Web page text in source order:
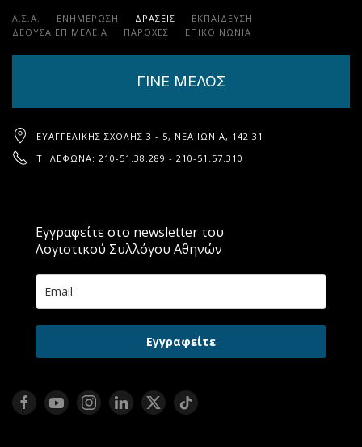
Λ.Σ.Α. ΕΝΗΜΕΡΩΣΗ ΔΡΑΣΕΙΣ
ΕΚΠΑΊΔΕΥΣΗ
ΔΕΟΥΣΑ ΕΠΙΜΕΛΕΙΑ
ΠΑΡΟΧΈΣ ΕΠΙΚΟΙΝΩΝΊΑ
ΓΙΝΕ ΜΕΛΟΣ
ΕΥΑΓΓΕΛΙΚΉΣ ΣΧΟΛΉΣ 3 - 5, ΝΈΑ ΙΩΝΊΑ, 142 31
ΤΗΛΈΦΩΝΑ: 210-51.38.289 - 210-51.57.310
Εγγραφείτε στο newsletter του
Λογιστικού Συλλόγου Αθηνών
Εγγραφείτε